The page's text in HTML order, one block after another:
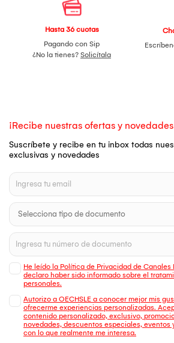
Hasta 36 cuotas
Pagando con Sip
¿No la tienes? Solicítala
¡Recibe nuestras ofertas y
Suscríbete y recibe en tu inbox todas
exclusivas y novedades
He leído la Política de Privacidad de Canales
declaro haber sido informado sobre el
personales.
Autorizo a OECHSLE a conocer mejor mis
ofrecerme experiencias personalizadas.
contenido personalizado, exclusivo,
novedades, descuentos especiales, eventos
con lo que realmente me interesa.